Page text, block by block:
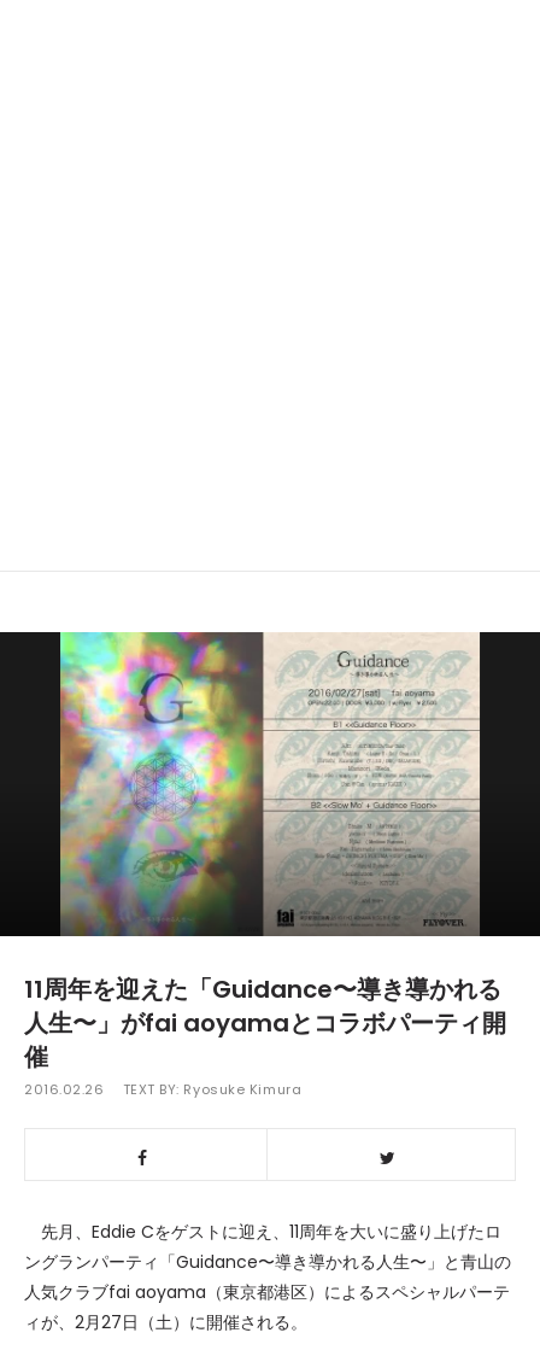
11周年を迎えた「Guidance〜導き導かれる
人生〜」がfai aoyamaとコラボパーティ開
催
2016.02.26 TEXT BY: Ryosuke Kimura
先月、Eddie Cをゲストに迎え、11周年を大いに盛り上げたロ
ングランパーティ「Guidance〜導き導かれる人生〜」と青山の
人気クラブfai aoyama（東京都港区）によるスペシャルパーテ
ィが、2月27日（土）に開催される。